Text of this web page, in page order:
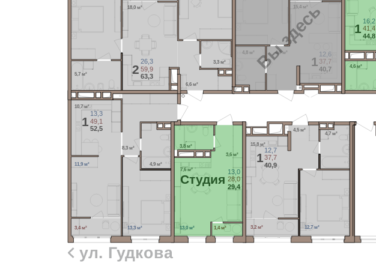
3,2 м² 12,7 м²
4,7 м²
15,8 м²
4,5 м²
1,4 м²
3,8 м²
3,6 м²
13,0 м²
7,6 м²
3,4 м²
4,9 м²
11,9 м²
13,3 м²
10,7 м²
8,3 м²
5,7 м²
3,3 м²
18,0 м²
6,6 м²
4,8 м² 4,9 м²
15,4 м²
4,6 м²
1
12,7
37,7
40,9
Cтудия
13,0
28,0
29,4
1
13,3
49,1
52,5
2
26,3
59,9
63,3
1
12,6
37,7
40,7
1
16,2
41,4
44,8
Вы здесь
ул. Гудкова